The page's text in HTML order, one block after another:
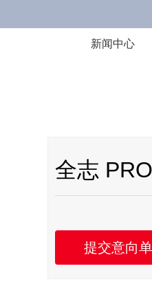
新闻中心
限公司
全志
提交意向单